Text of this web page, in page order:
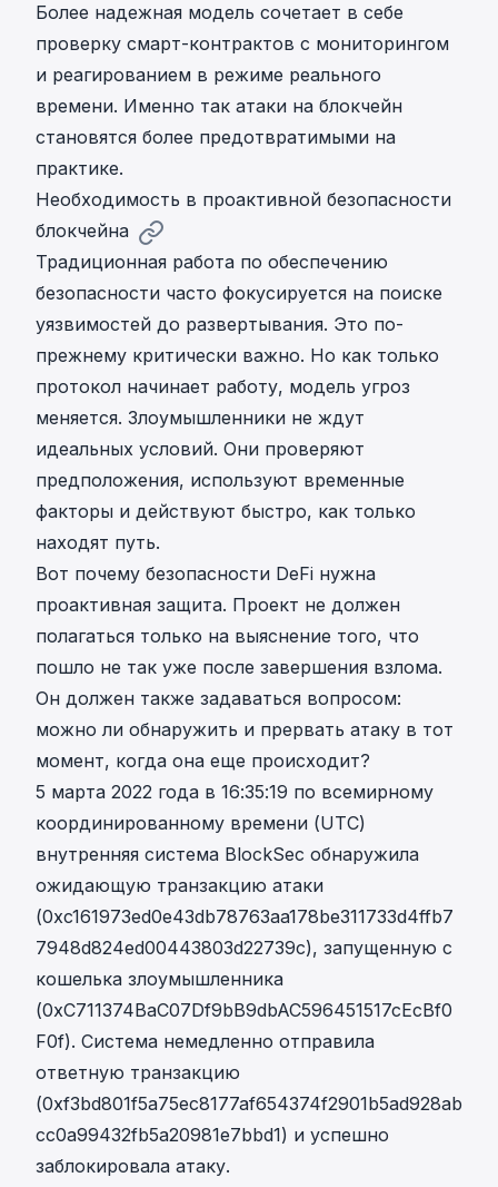
Более надежная модель сочетает в себе
проверку смарт-контрактов с мониторингом
и реагированием в режиме реального
времени. Именно так атаки на блокчейн
становятся более предотвратимыми на
практике.
Необходимость в проактивной безопасности
блокчейна
Традиционная работа по обеспечению
безопасности часто фокусируется на поиске
уязвимостей до развертывания. Это по-
прежнему критически важно. Но как только
протокол начинает работу, модель угроз
меняется. Злоумышленники не ждут
идеальных условий. Они проверяют
предположения, используют временные
факторы и действуют быстро, как только
находят путь.
Вот почему безопасности DeFi нужна
проактивная защита. Проект не должен
полагаться только на выяснение того, что
пошло не так уже после завершения взлома.
Он должен также задаваться вопросом:
можно ли обнаружить и прервать атаку в тот
момент, когда она еще происходит?
5 марта 2022 года в 16:35:19 по всемирному
координированному времени (UTC)
внутренняя система BlockSec обнаружила
ожидающую транзакцию атаки
(0xc161973ed0e43db78763aa178be311733d4ffb7
7948d824ed00443803d22739c), запущенную с
кошелька злоумышленника
(0xC711374BaC07Df9bB9dbAC596451517cEcBf0
F0f). Система немедленно отправила
ответную транзакцию
(0xf3bd801f5a75ec8177af654374f2901b5ad928ab
cc0a99432fb5a20981e7bbd1) и успешно
заблокировала атаку.